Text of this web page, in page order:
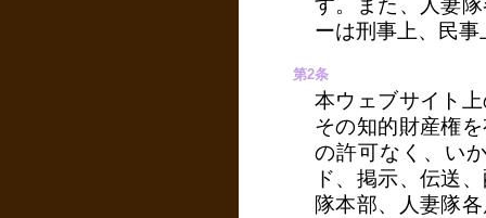
す。また、人妻
ーは刑事上、民
第2条
本ウェブサイト
その知的財産権
の許可なく、い
ド、掲示、伝送
隊本部、人妻隊